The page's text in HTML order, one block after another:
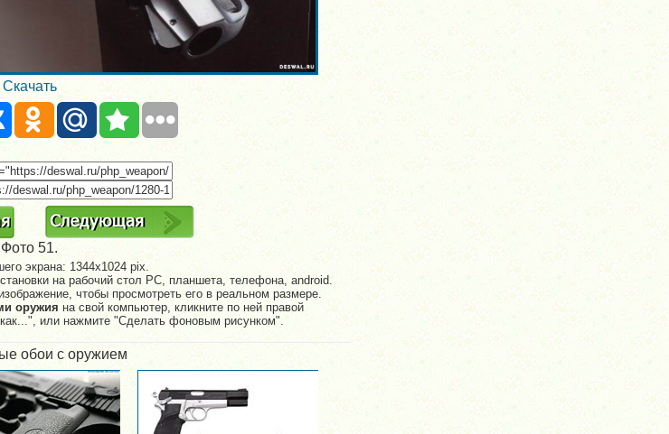
Скачать
Фото 51.
экрана: 1344x1024 pix.
на рабочий стол PC, планшета, телефона, android.
чтобы просмотреть его в реальном размере.
оружияна свой компьютер, кликните по ней правой
или нажмите "Сделать фоновым рисунком".
обои с оружием